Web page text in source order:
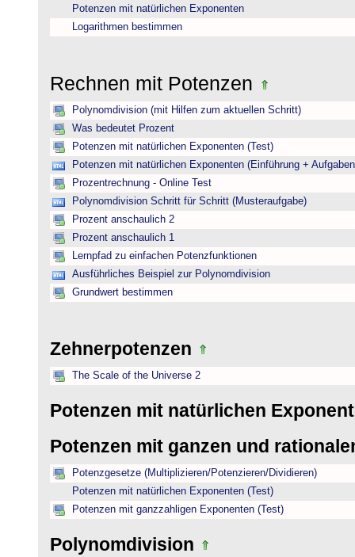
Potenzen mit natürlichen Exponenten
Logarithmen bestimmen
Rechnen mit Potenzen
Polynomdivision (mit Hilfen zum aktuellen Schritt)
Was bedeutet Prozent
Potenzen mit natürlichen Exponenten (Test)
Potenzen mit natürlichen Exponenten (Einführung +
Prozentrechnung - Online Test
Polynomdivision Schritt für Schritt (Musteraufgabe)
Prozent anschaulich 2
Prozent anschaulich 1
Lernpfad zu einfachen Potenzfunktionen
Ausführliches Beispiel zur Polynomdivision
Grundwert bestimmen
Zehnerpotenzen
The Scale of the Universe 2
Potenzen mit natürlichen
Potenzen mit ganzen und
Potenzgesetze (Multiplizieren/Potenzieren/Dividieren)
Potenzen mit natürlichen Exponenten (Test)
Potenzen mit ganzzahligen Exponenten (Test)
Polynomdivision